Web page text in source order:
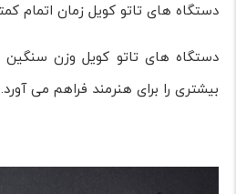
دستگاه های تاتو کویل زمان اتمام
دستگاه های تاتو کویل وزن سنگین
بیشتری را برای هنرمند فراهم می آورد.